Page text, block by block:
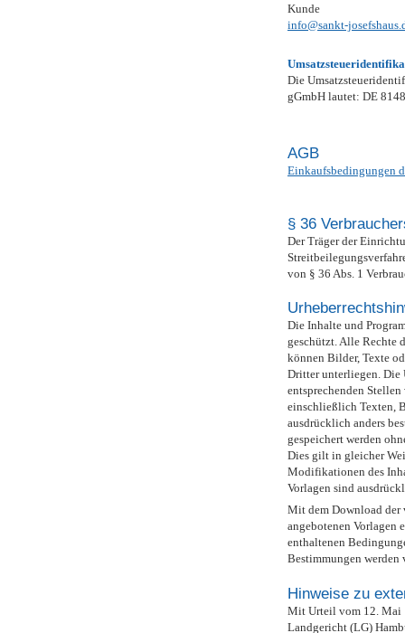
Kunde
info@sankt-
Die
gGmbH lautet: DE
AGB
Einkaufsbedingungen
§ 36
Der Träger der
von § 36 Abs. 1
Die Inhalte und
geschützt. Alle Rechte
können Bilder, Texte
Dritter unterliegen. Die
entsprechenden
einschließlich Texten,
ausdrücklich anders
gespeichert werden
Dies gilt in gleicher
Modifikationen des
Vorlagen sind
Mit dem Download der
angebotenen Vorlagen
enthaltenen
Bestimmungen
Hinweise zu
Mit Urteil vom 12. Mai
Landgericht (LG)